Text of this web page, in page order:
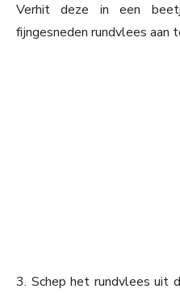
Verhit deze in een
fijngesneden rundvlees aan
3. Schep het rundvlees uit